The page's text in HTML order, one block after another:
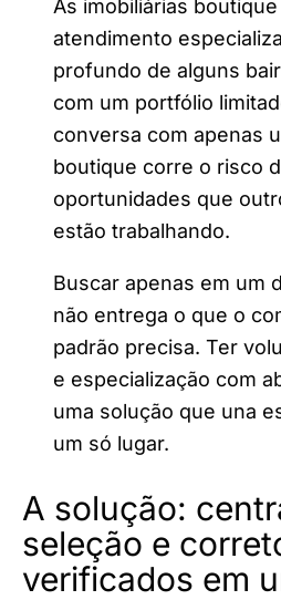
As imobiliárias
atendimento
profundo de alguns
com um portfólio
conversa com apenas
boutique corre o risco
oportunidades que
estão trabalhando.
Buscar apenas em um
não entrega o que o
padrão precisa. Ter
e especialização com
uma solução que una
um só lugar.
A solução:
seleção e
verificados em